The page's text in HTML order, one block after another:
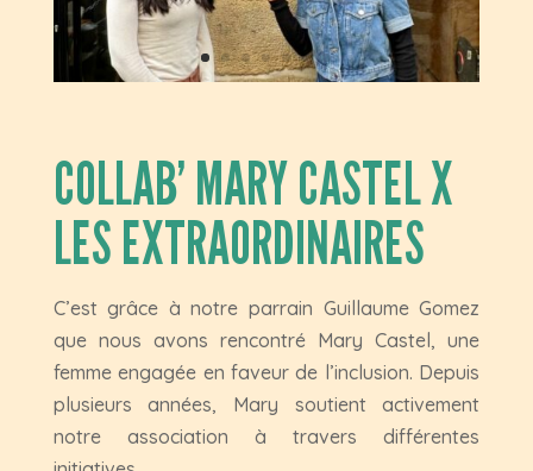
COLLAB’ MARY CASTEL X
LES EXTRAORDINAIRES
C’est grâce à notre parrain Guillaume Gomez
que nous avons rencontré Mary Castel, une
femme engagée en faveur de l’inclusion. Depuis
plusieurs années, Mary soutient activement
notre association à travers différentes